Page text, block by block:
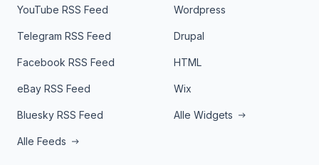
YouTube RSS Feed
Telegram RSS Feed
Facebook RSS Feed
eBay RSS Feed
Bluesky RSS Feed
Alle Feeds
Wordpress
Drupal
HTML
Wix
Alle Widgets